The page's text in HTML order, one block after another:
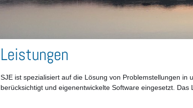
Leistungen
SJE ist spezialisiert auf die Lösung von Problemstellungen
berücksichtigt und eigenentwickelte Software eingesetzt.